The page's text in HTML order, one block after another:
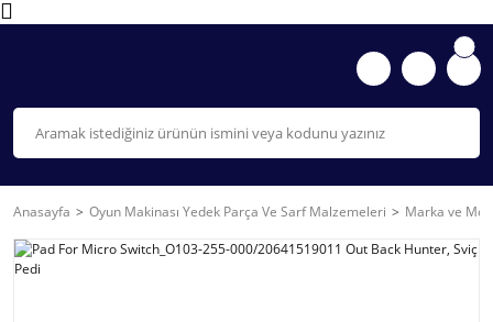
Anasayfa Oyun Makinası Yedek Parça Ve Sarf Malzemeleri Marka ve